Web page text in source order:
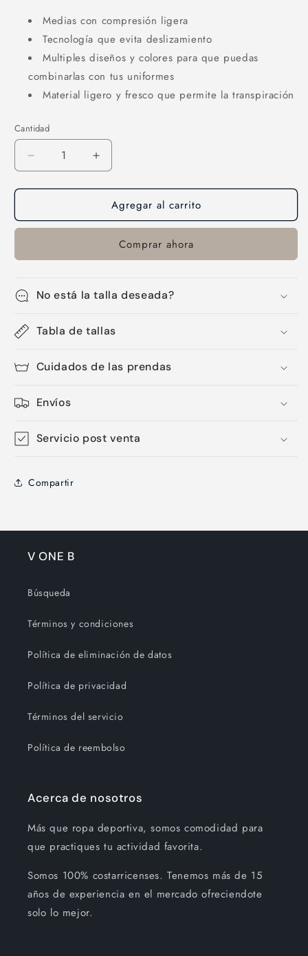
Medias con compresión ligera
Tecnología que evita deslizamiento
Multiples diseños y colores para que puedas
combinarlas con tus uniformes
Material ligero y fresco que permite la transpiración
Cantidad
Cantidad
Reducir
cantidad
para
12
Aumentar
cantidad
para
Medias-
12
Agregar al carrito
Comprar ahora
No está la talla deseada?
Tabla de tallas
Cuidados de las prendas
Envíos
Servicio post venta
Compartir
V ONE B
Búsqueda
Términos y condiciones
Política de eliminación de datos
Política de privacidad
Términos del servicio
Política de reembolso
Acerca de nosotros
Más que ropa deportiva, somos comodidad para
que practiques tu actividad favorita.
Somos 100% costarricenses. Tenemos más de 15
años de experiencia en el mercado ofreciendote
solo lo mejor.